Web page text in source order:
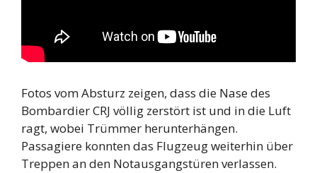
Fotos vom Absturz zeigen, dass die Nase des
Bombardier CRJ völlig zerstört ist und in die Luft
ragt, wobei Trümmer herunterhängen.
Passagiere konnten das Flugzeug weiterhin über
Treppen an den Notausgangstüren verlassen.